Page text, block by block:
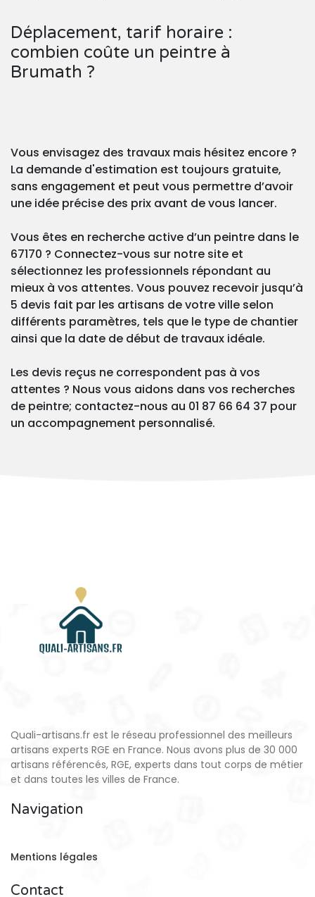
Déplacement, tarif horaire :
combien coûte un peintre à
Brumath ?
Vous envisagez des travaux mais hésitez encore ?
La demande d'estimation est toujours gratuite,
sans engagement et peut vous permettre d’avoir
une idée précise des prix avant de vous lancer.
Vous êtes en recherche active d’un peintre dans le
67170 ? Connectez-vous sur notre site et
sélectionnez les professionnels répondant au
mieux à vos attentes. Vous pouvez recevoir jusqu’à
5 devis fait par les artisans de votre ville selon
différents paramètres, tels que le type de chantier
ainsi que la date de début de travaux idéale.
Les devis reçus ne correspondent pas à vos
attentes ? Nous vous aidons dans vos recherches
de peintre; contactez-nous au 01 87 66 64 37 pour
un accompagnement personnalisé.
Quali-artisans.fr est le réseau professionnel des meilleurs
artisans experts RGE en France. Nous avons plus de 30 000
artisans référencés, RGE, experts dans tout corps de métier
et dans toutes les villes de France.
Navigation
Mentions légales
Contact